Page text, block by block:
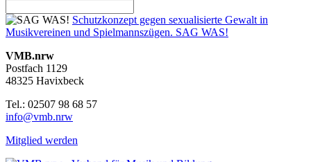
Schutzkonzept gegen sexualisierte Gewalt in
Musikvereinen und Spielmannszügen. SAG WAS!
VMB.nrw
Postfach 1129
48325 Havixbeck
Tel.: 02507 98 68 57
info@vmb.nrw
Mitglied werden